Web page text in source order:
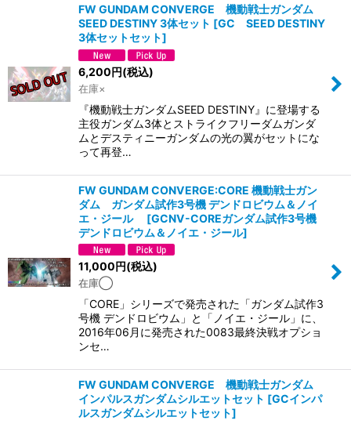
FW GUNDAM CONVERGE 機動戦士ガンダム
SEED DESTINY 3体セット [GC SEED DESTINY
3体セットセット]
6,200円(税込)
在庫×
『機動戦士ガンダムSEED DESTINY』に登場する
主役ガンダム3体とストライクフリーダムガンダ
ムとデスティニーガンダムの光の翼がセットにな
って再登…
FW GUNDAM CONVERGE:CORE 機動戦士ガン
ダム ガンダム試作3号機 デンドロビウム＆ノイ
エ・ジール
[GCNV-COREガンダム試作3号機
デンドロビウム＆ノイエ・ジール]
11,000円(税込)
在庫◯
「CORE」シリーズで発売された「ガンダム試作3
号機 デンドロビウム」と「ノイエ・ジール」に、
2016年06月に発売された0083最終決戦オプショ
ンセ…
FW GUNDAM CONVERGE 機動戦士ガンダム
インパルスガンダムシルエットセット [GCインパ
ルスガンダムシルエットセット]